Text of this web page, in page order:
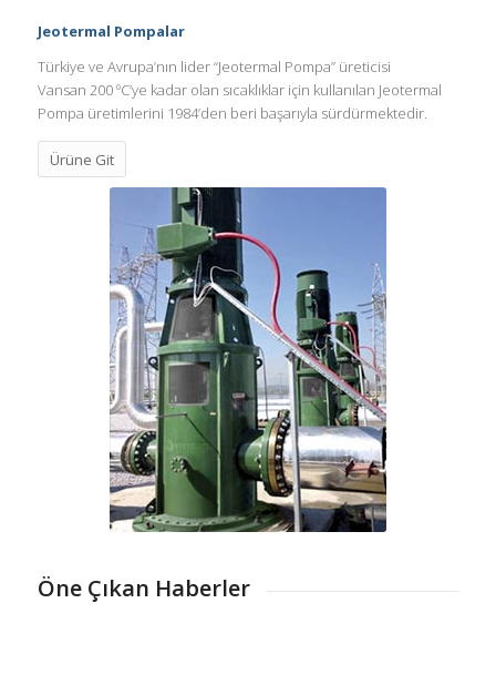
Jeotermal Pompalar
Türkiye ve Avrupa’nın lider “Jeotermal Pompa” üreticisi
Vansan 200 ºC’ye kadar olan sıcaklıklar için kullanılan Jeotermal
Pompa üretimlerini 1984’den beri başarıyla sürdürmektedir.
Ürüne Git
Öne Çıkan Haberler